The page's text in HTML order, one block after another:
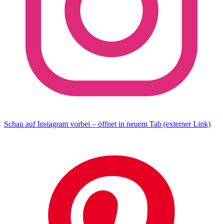
Schau auf Instagram vorbei – öffnet in neuem Tab (externer Link)